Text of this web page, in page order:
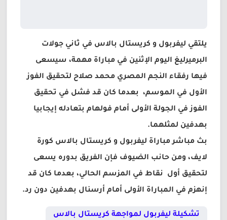
يلتقي ليفربول و كريستال بالاس في ثاني جولات
البرميرليغ اليوم الإثنين في مباراة مهمة، سيسعى
فيها رفقاء النجم المصري محمد صلاح لتحقيق الفوز
الأول في الموسم، بعدما كان قد فشل في تحقيق
الفوز في الجولة الأولى أمام فولهام بتعادله إيجابيا
بهدفين لمثلهما.
بث مباشر مباراة ليفربول و كريستال بالاس كورة
لايف، ومن حانب الضيوف فإن الفريق بدوره يسعى
لتحقيق أول نقاط في المزسم الحالي، بعدما كان قد
إنهزم في المباراة الأولى أمام أرسنال بهدفين دون رد.
تشكيلة ليفربول لمواجهة كريستال بالاس